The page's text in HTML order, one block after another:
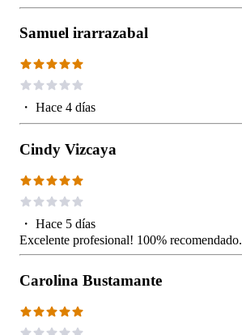
Samuel irarrazabal
・ Hace 4 días
Cindy Vizcaya
・ Hace 5 días
Excelente profesional! 100% recomendado.
Carolina Bustamante